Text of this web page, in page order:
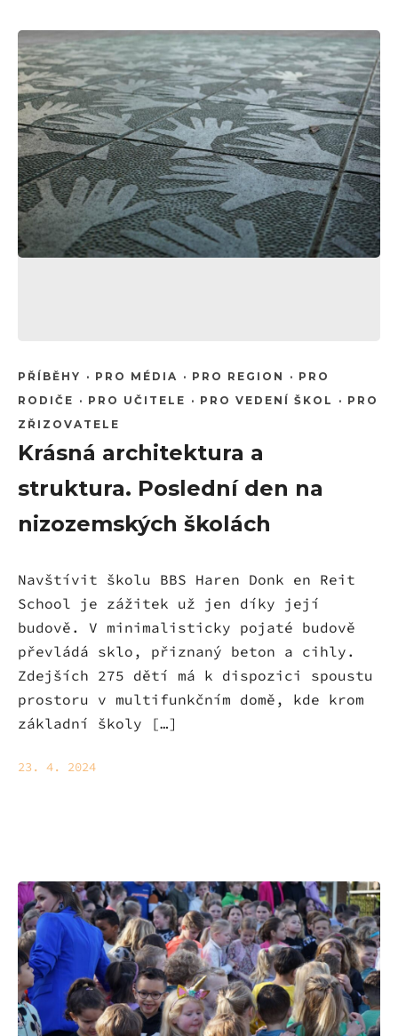
PŘÍBĚHY · PRO MÉDIA · PRO REGION · PRO
RODIČE · PRO UČITELE · PRO VEDENÍ ŠKOL · PRO
ZŘIZOVATELE
Krásná architektura a
struktura. Poslední den na
nizozemských školách
Navštívit školu BBS Haren Donk en Reit
School je zážitek už jen díky její
budově. V minimalisticky pojaté budově
převládá sklo, přiznaný beton a cihly.
Zdejších 275 dětí má k dispozici spoustu
prostoru v multifunkčním domě, kde krom
základní školy […]
23. 4. 2024